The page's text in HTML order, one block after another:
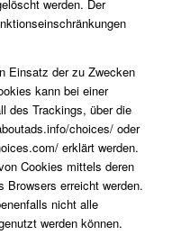
werden. Der
Einsatz der zu Zwecken
kann bei einer
des Trackings, über die
choices/ oder
erklärt werden.
Cookies mittels deren
Browsers erreicht werden.
nicht alle
werden können.